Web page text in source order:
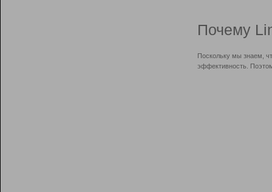
Почему
Поскольку мы знаем,
эффективность.